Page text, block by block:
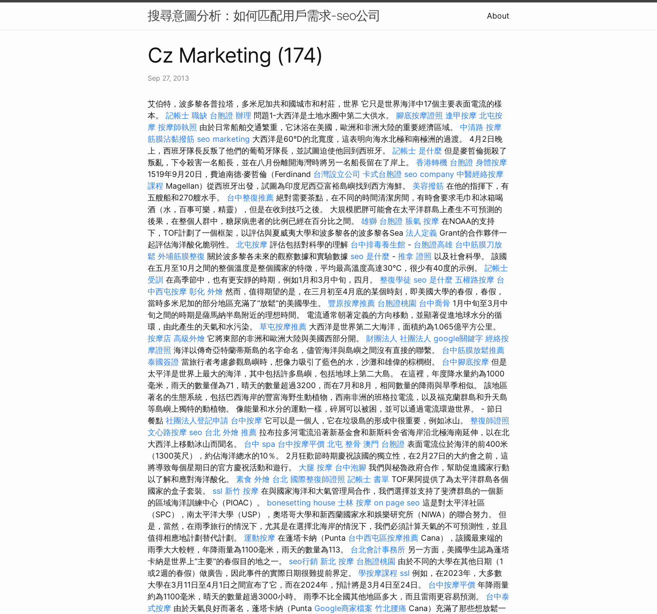
搜尋意圖分析：如何匹配用戶需求-seo公司 About
Cz Marketing (174)
Sep 27, 2013
艾伯特，波多黎各普拉塔，多米尼加共和國城市和村莊，世界 它只是世界海洋中17個主要表面電流的樣
本。 記帳士 職缺 台胞證 辦理 問題1-大西洋是土地水圈中第二大供水。 腳底按摩證照 逢甲按摩 北屯按
摩 按摩師執照 由於日常船舶交通繁重，它沐浴在美國，歐洲和非洲大陸的重要經濟區域。 中清路 按摩
筋膜沾黏撥筋 seo marketing 大西洋是60°D的北寬度，這表明向海水北極和南極洲的過渡。 4月2日晚
上，西班牙隊長反叛了他們的葡萄牙隊長，並試圖迫使他回到西班牙。 記帳士 是什麼 但是麥哲倫扼殺了
叛亂，下令殺害一名船長，並在八月份離開海灣時將另一名船長留在了岸上。 香港轉機 台胞證 身體按摩
1519年9月20日，費迪南德·麥哲倫（Ferdinand 台灣設立公司 卡式台胞證 seo company 中醫經絡按摩
課程 Magellan）從西班牙出發，試圖為印度尼西亞富裕島嶼找到西方海鮮。 美容撥筋 在他的指揮下，有
五艘船和270艘水手。 台中整復推薦 絕對需要茶點，在不同的時間清潔房間，有時會要求毛巾和冰箱喝
酒（水，百事可樂，精靈），但是在收到技巧之後。 大規模肥胖可能會在太平洋群島上產生不可預測的
後果，在整個人群中，糖尿病患者的比例已經在百分比之間。 雄獅 台胞證 脹氣 按摩 在NOAA的支持
下，TOF計劃了一個框架，以評估與夏威夷大學和波多黎各的波多黎各Sea 法人定義 Grant的合作夥伴一
起評估海洋酸化脆弱性。 北屯按摩 評估包括對科學的理解 台中排毒養生館 - 台胞證高雄 台中筋膜刀放
鬆 外埔筋膜整復 關於波多黎各未來的觀察數據和實驗數據 seo 是什麼 - 推拿 證照 以及社會科學。 該國
在五月至10月之間的整個溫度是整個國家的特徵，平均最高溫度高達30°C，很少有40度的示例。 記帳士
受訓 在高季節中，也有更安靜的時期，例如1月和3月中旬，四月。 整復學徒 seo 是什麼 五權路按摩 台
中西屯按摩 彰化 外燴 然而，值得期望的是，在三月初至4月底的某個時刻，即美國大學的春假，春假，
當時多米尼加的部分地區充滿了“放鬆”的美國學生。 豐原按摩推薦 台胞證桃園 台中喬骨 1月中旬至3月中
旬之間的時期是薩馬納半島附近的理想時間。 電流通常朝著定義的方向移動，並顯著促進地球水分的循
環，由此產生的天氣和水污染。 草屯按摩推薦 大西洋是世界第二大海洋，面積約為1.065億平方公里。
按摩店 高級外燴 它將東部的非洲和歐洲大陸與美國西部分開。 財團法人 社團法人 google關鍵字 經絡按
摩證照 海洋以傳奇亞特蘭蒂斯島的名字命名，儘管海洋與島嶼之間沒有直接的聯繫。 台中筋膜放鬆推薦
泰國簽證 當旅行者考慮參觀島嶼時，想像力吸引了藍色的水，沙灘和雄偉的棕櫚樹。 台中腳底按摩 但是
太平洋是世界上最大的海洋，其中包括許多島嶼，包括地球上第二大島。 在這裡，年度降水量約為1000
毫米，雨天的數量僅為71，晴天的數量超過3200，而在7月和8月，相同數量的降雨與旱季相似。 該地區
著名的生態系統，包括巴西海岸的豐富海野生動植物，西南非洲的班格拉電流，以及福克蘭群島和升天島
等島嶼上獨特的動植物。 像能量和水分的運動一樣，碎屑可以被困，並可以通過電流環遊世界。 - 節日
餐點 社團法人登記申請 台中按摩 它可以是一個人，它在垃圾島的形成中很重要，例如冰山。 整復師證照
文心路按摩 seo 台北 外燴 推薦 拉布拉多河電流沿著新基金會和新斯科舍省海岸沿北極海南延伸，以在北
大西洋上移動冰山而聞名。 台中 spa 台中按摩平價 北屯 整骨 澳門 台胞證 表面電流位於海洋的前400米
（1300英尺），約佔海洋總水的10％。 2月狂歡節時期慶祝該國的獨立性，在2月27日的大約會之前，這
將導致每個星期日的官方慶祝活動和遊行。 大腿 按摩 台中泡腳 我們與秘魯政府合作，幫助促進國家行動
以了解和應對海洋酸化。 素食 外燴 台北 國際整復師證照 記帳士 書單 TOF果阿提供了為太平洋群島各個
國家的盒子套裝。 ssl 新竹 按摩 在與國家海洋和大氣管理局合作，我們選擇並支持了斐濟群島的一個新
的區域海洋訓練中心（PIOAC）。 bonesetting house 士林 按摩 on page seo 這是對太平洋社區
（SPC），南太平洋大學（USP），奧塔哥大學和新西蘭國家水和娛樂研究所（NIWA）的聯合努力。 但
是，當然，在雨季旅行的情況下，尤其是在選擇北海岸的情況下，我們必須計算天氣的不可預測性，並且
值得相應地計劃替代計劃。 運動按摩 在蓬塔卡納（Punta 台中西屯區按摩推薦 Cana），該國最東端的
雨季大大較輕，年降雨量為1100毫米，雨天的數量為113。 台北會計事務所 另一方面，美國學生認為蓬塔
卡納是世界上“主要”的春假目的地之一。 seo行銷 新北 按摩 台胞證桃園 由於不同的大學在其他日期（1
或2週的春假）做廣告，因此事件的實際日期很難提前界定。 學按摩課程 ssl 例如，在2023年，大多數
大學在3月11日至4月1日之間宣布了它，而在2024年，預計將是3月4日至24日。 台中按摩平價 年降雨量
約為1100毫米，晴天的數量超過3000小時。 雨季不比全國其他地區多大，而且雷雨更容易預測。 台中泰
式按摩 由於天氣良好而著名，蓬塔卡納（Punta Google商家檔案 竹北腰痛 Cana）充滿了那些想放鬆一